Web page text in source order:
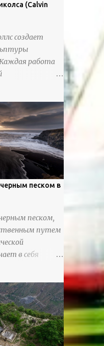
(Calvin
создает
работа
для
деталей,
для
точно
источник
песком в
песком,
путем
в себя
высокие
черную